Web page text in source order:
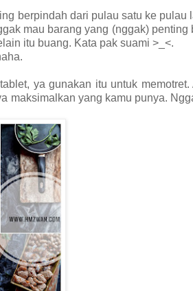
berpindah dari pulau satu ke pulau
mau barang yang (nggak) penting
itu buang. Kata pak suami >_<.
ya gunakan itu untuk
maksimalkan yang kamu punya.